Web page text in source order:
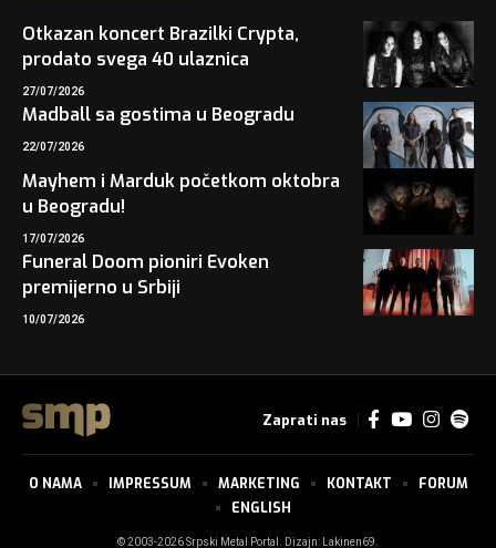
Otkazan koncert Brazilki Crypta,
prodato svega 40 ulaznica
27/07/2026
Madball sa gostima u Beogradu
22/07/2026
Mayhem i Marduk početkom oktobra
u Beogradu!
17/07/2026
Funeral Doom pioniri Evoken
premijerno u Srbiji
10/07/2026
Zaprati nas
© 2003-2026 Srpski Metal Portal. Dizajn: Lakinen69.
O NAMA IMPRESSUM MARKETING KONTAKT
FORUM
ENGLISH